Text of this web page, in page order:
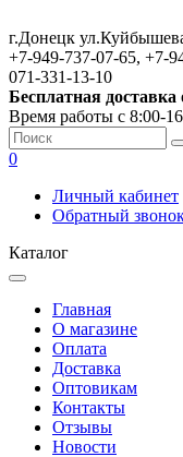
г.Донецк
+7-949-737-07-65, +7-
071-331-13-10
Бесплатная доставка
Время работы с 8:00-
0
Личный кабинет
Обратный
Каталог
Главная
О магазине
Оплата
Доставка
Оптовикам
Контакты
Отзывы
Новости